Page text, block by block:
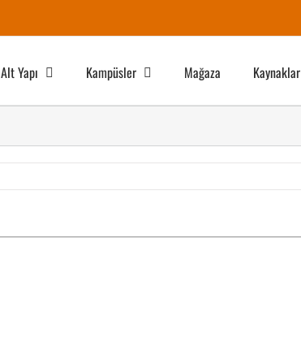
Alt Yapı Kampüsler Mağaza Kaynaklar